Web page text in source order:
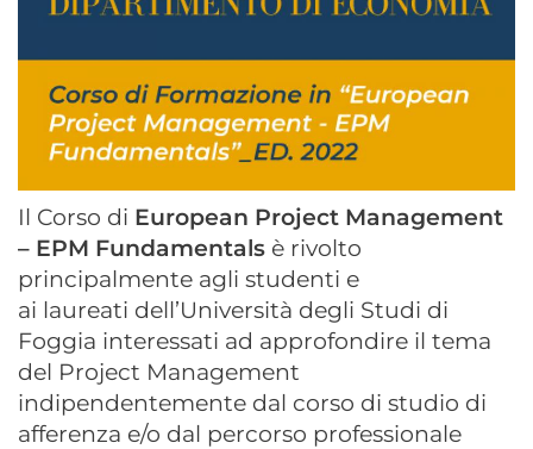
Il Corso di European Project Management
– EPM Fundamentals è rivolto
principalmente agli studenti e
ai laureati dell’Università degli Studi di
Foggia interessati ad approfondire il tema
del Project Management
indipendentemente dal corso di studio di
afferenza e/o dal percorso professionale